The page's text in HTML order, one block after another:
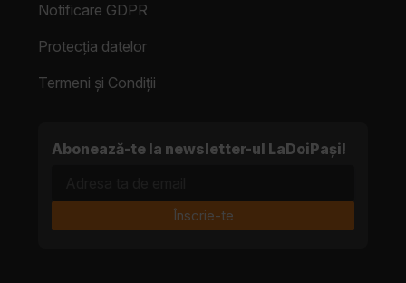
Notificare GDPR
Protecția datelor
Termeni și Condiții
Abonează-te la newsletter-ul LaDoiPași!
Înscrie-te